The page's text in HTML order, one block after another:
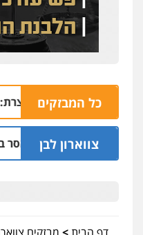
כל המבזקים
נצרת: בן 28 נעצר בחשד לסחיטה באיומים מטלפון שאינו שלו
צווארון לבן
מאסר בפועל